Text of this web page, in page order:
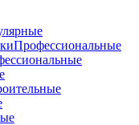
Профессиональные